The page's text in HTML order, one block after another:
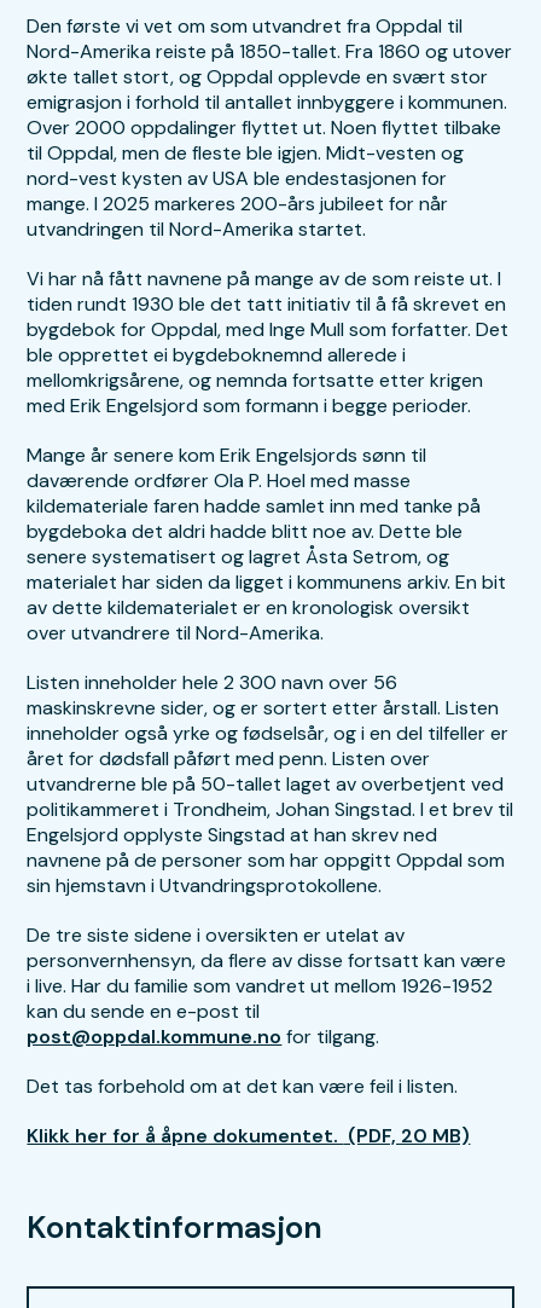
Den første vi vet om som utvandret fra Oppdal til
Nord-Amerika reiste på 1850-tallet. Fra 1860 og utover
økte tallet stort, og Oppdal opplevde en svært stor
emigrasjon i forhold til antallet innbyggere i kommunen.
Over 2000 oppdalinger flyttet ut. Noen flyttet tilbake
til Oppdal, men de fleste ble igjen. Midt-vesten og
nord-vest kysten av USA ble endestasjonen for
mange. I 2025 markeres 200-års jubileet for når
utvandringen til Nord-Amerika startet.
Vi har nå fått navnene på mange av de som reiste ut. I
tiden rundt 1930 ble det tatt initiativ til å få skrevet en
bygdebok for Oppdal, med Inge Mull som forfatter. Det
ble opprettet ei bygdeboknemnd allerede i
mellomkrigsårene, og nemnda fortsatte etter krigen
med Erik Engelsjord som formann i begge perioder.
Mange år senere kom Erik Engelsjords sønn til
daværende ordfører Ola P. Hoel med masse
kildemateriale faren hadde samlet inn med tanke på
bygdeboka det aldri hadde blitt noe av. Dette ble
senere systematisert og lagret Åsta Setrom, og
materialet har siden da ligget i kommunens arkiv. En bit
av dette kildematerialet er en kronologisk oversikt
over utvandrere til Nord-Amerika.
Listen inneholder hele 2 300 navn over 56
maskinskrevne sider, og er sortert etter årstall. Listen
inneholder også yrke og fødselsår, og i en del tilfeller er
året for dødsfall påført med penn. Listen over
utvandrerne ble på 50-tallet laget av overbetjent ved
politikammeret i Trondheim, Johan Singstad. I et brev til
Engelsjord opplyste Singstad at han skrev ned
navnene på de personer som har oppgitt Oppdal som
sin hjemstavn i Utvandringsprotokollene.
De tre siste sidene i oversikten er utelat av
personvernhensyn, da flere av disse fortsatt kan være
i live. Har du familie som vandret ut mellom 1926-1952
kan du sende en e-post til
post@oppdal.kommune.no for tilgang.
Det tas forbehold om at det kan være feil i listen.
Klikk her for å åpne dokumentet. (PDF, 20 MB)
Kontaktinformasjon